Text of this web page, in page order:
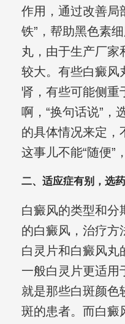
作用，通过改善局
铁”，帮助黑色素
丸，由于生产厂家
较大。有些白癜风
肾，有些可能侧重
啊，“换句话说”，
的具体情况来定，
这事儿不能“随便”
二、适应症有别，选
白癜风的类型和分
的白癜风，治疗方
白灵片和白癜风丸
一般白灵片更适用
就是那些白斑颜色
斑的患者。而白癜